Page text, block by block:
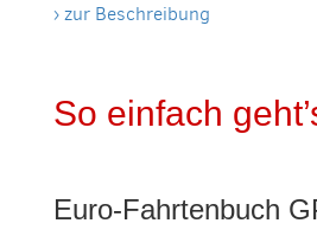
› zur Beschreibung
So einfach
Euro-Fahrtenbuch